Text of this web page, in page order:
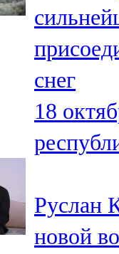
снег
18
Руслан
новой